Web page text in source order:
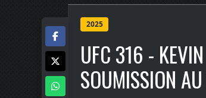
2025
UFC 316 -
SOUMISSION